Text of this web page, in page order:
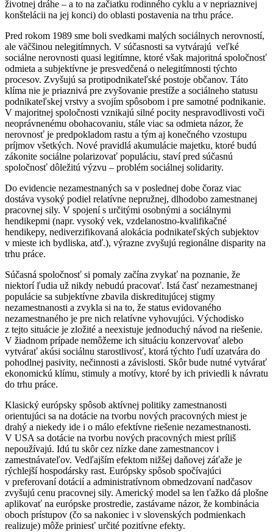
životnej dráhe – a to na začiatku rodinného cyklu a v nepriaznivej
konštelácii na jej konci) do oblasti postavenia na trhu práce.
Pred rokom 1989 sme boli svedkami malých sociálnych nerovností,
ale väčšinou nelegitímnych. V súčasnosti sa vytvárajú veľké
sociálne nerovnosti quasi legitímne, ktoré však majoritná spoločnosť
odmieta a subjektívne je presvedčená o nelegitímnosti týchto
procesov. Zvyšujú sa protipodnikateľské postoje občanov. Táto
klíma nie je priaznivá pre zvyšovanie prestíže a sociálneho statusu
podnikateľskej vrstvy a svojím spôsobom i pre samotné podnikanie.
V majoritnej spoločnosti vznikajú silné pocity nespravodlivosti voči
neoprávnenému obohacovaniu, stále viac sa odmieta názor, že
nerovnosť je predpokladom rastu a tým aj konečného vzostupu
príjmov všetkých. Nové pravidlá akumulácie majetku, ktoré budú
zákonite sociálne polarizovať populáciu, staví pred súčasnú
spoločnosť dôležitú výzvu – problém sociálnej solidarity.
Do evidencie nezamestnaných sa v poslednej dobe čoraz viac
dostáva vysoký podiel relatívne nepružnej, dlhodobo zamestnanej
pracovnej sily. V spojení s určitými osobnými a sociálnymi
hendikepmi (napr. vysoký vek, vzdelanostno-kvalifikačné
hendikepy, nediverzifikovaná alokácia podnikateľských subjektov
v mieste ich bydliska, atď.), výrazne zvyšujú regionálne disparity na
trhu práce.
Súčasná spoločnosť si pomaly začína zvykať na poznanie, že
niektorí ľudia už nikdy nebudú pracovať. Istá časť nezamestnanej
populácie sa subjektívne zbavila diskreditujúcej stigmy
nezamestnanosti a zvykla si na to, že status evidovaného
nezamestnaného je pre nich relatívne vyhovujúci. Východisko
z tejto situácie je zložité a neexistuje jednoduchý návod na riešenie.
V žiadnom prípade nemôžeme ich situáciu konzervovať alebo
vytvárať akúsi sociálnu starostlivosť, ktorá týchto ľudí uzatvára do
pohodlnej pasivity, nečinnosti a závislosti. Skôr bude nutné vytvárať
ekonomickú klímu, stimuly a motívy, ktoré by ich priviedli k návratu
do trhu práce.
Klasický európsky spôsob aktívnej politiky zamestnanosti
orientujúci sa na dotácie na tvorbu nových pracovných miest je
drahý a niekedy ide i o málo efektívne riešenie nezamestnanosti.
V USA sa dotácie na tvorbu nových pracovných miest príliš
nepoužívajú. Idú tu skôr cez nízke dane zamestnancov i
zamestnávateľov. Vedľajším efektom nižšej daňovej záťaže je
rýchlejší hospodársky rast. Európsky spôsob spočívajúci
v preferovaní dotácií a administratívnom obmedzovaní nadčasov
zvyšujú cenu pracovnej sily. Americký model sa len ťažko dá plošne
aplikovať na európske prostredie, zastávame názor, že kombinácia
oboch prístupov (čo sa nakoniec i v slovenských podmienkach
realizuje) môže priniesť určité pozitívne efekty.